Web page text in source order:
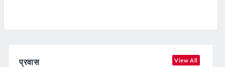
प्रवास View All